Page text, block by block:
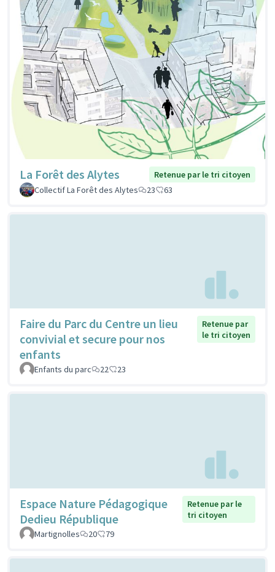
La Forêt des Alytes
Retenue par le tri citoyen
Collectif La Forêt des Alytes
23 63
Faire du Parc du Centre un lieu
convivial et secure pour nos
enfants
Retenue par
le tri citoyen
Enfants du parc 22 23
Espace Nature Pédagogique
Dedieu République
Retenue par le
tri citoyen
Martignolles
20 79